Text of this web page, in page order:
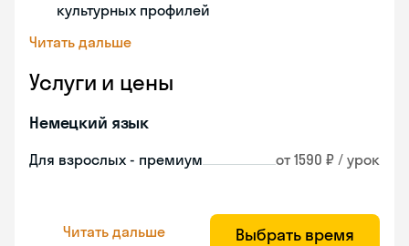
культурных профилей
Читать дальше
Услуги и цены
Немецкий язык
Для взрослых - премиум от 1590 ₽ / урок
Читать дальше Выбрать время